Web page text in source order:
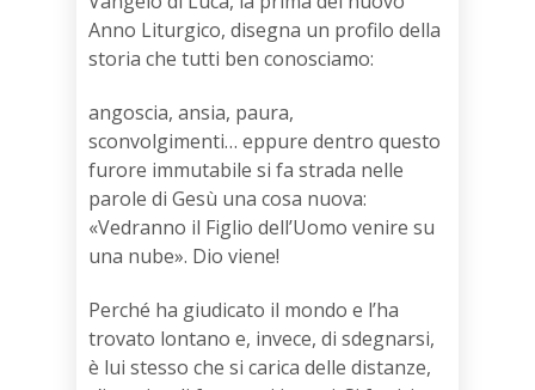
Anno Liturgico, disegna un profilo della
storia che tutti ben conosciamo:
angoscia, ansia, paura,
sconvolgimenti… eppure dentro questo
furore immutabile si fa strada nelle
parole di Gesù una cosa nuova:
«Vedranno il Figlio dell’Uomo venire su
una nube». Dio viene!
Perché ha giudicato il mondo e l’ha
trovato lontano e, invece, di sdegnarsi,
è lui stesso che si carica delle distanze,